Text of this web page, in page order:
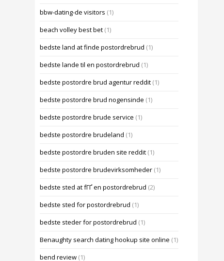
bbw-dating-de visitors (1)
beach volley best bet (1)
bedste land at finde postordrebrud (1)
bedste lande til en postordrebrud (1)
bedste postordre brud agentur reddit (1)
bedste postordre brud nogensinde (1)
bedste postordre brude service (1)
bedste postordre brudeland (1)
bedste postordre bruden site reddit (1)
bedste postordre brudevirksomheder (1)
bedste sted at fГҐ en postordrebrud (2)
bedste sted for postordrebrud (1)
bedste steder for postordrebrud (1)
Benaughty search dating hookup site online (1)
bend review (1)